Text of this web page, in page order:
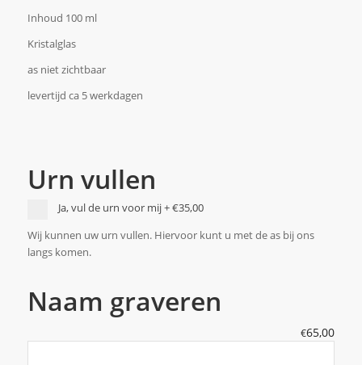
Inhoud 100 ml
Kristalglas
as niet zichtbaar
levertijd ca 5 werkdagen
Urn vullen
Ja, vul de urn voor mij+€35,00
Wij kunnen uw urn vullen. Hiervoor kunt u met de as bij ons
langs komen.
Naam graveren
€65,00